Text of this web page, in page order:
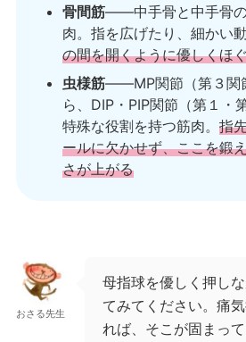
骨間筋——中手骨と中手骨
肉。指を広げたり、細かい動
の間を開くように優しくほ
虫様筋——MP関節（第３関
ら、DIP・PIP関節（第１・
特殊な役割を持つ筋肉。 指
ールに欠かせず、ここを鍛
さが上がる
おさる先生
母指球を優しく押し
てみてください。痛
れば、そこが固まっ